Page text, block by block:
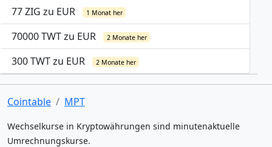
77 ZIG zu EUR 1 Monat her
70000 TWT zu EUR 2 Monate her
300 TWT zu EUR 2 Monate her
Cointable MPT
Wechselkurse in Kryptowährungen sind minutenaktuelle
Umrechnungskurse.